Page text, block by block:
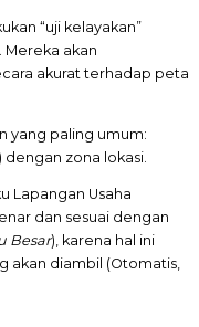
“uji kelayakan”
. Mereka akan
akurat terhadap peta
yang paling umum:
dengan zona lokasi.
Lapangan Usaha
dan sesuai dengan
Besar), karena hal ini
akan diambil (Otomatis,